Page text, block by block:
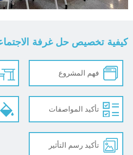
كيفية تخصيص حل غرفة
فهم المشروع
تأكيد المواصفات
تأكيد رسم التأثير